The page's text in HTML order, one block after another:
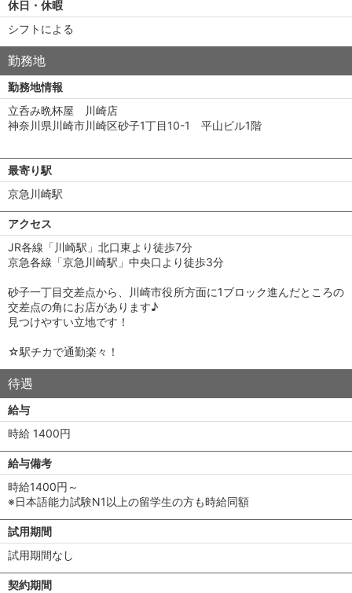
休日・休暇
シフトによる
勤務地
勤務地情報
立呑み晩杯屋 川崎店
神奈川県川崎市川崎区砂子1丁目10-1 平山ビル1階
最寄り駅
京急川崎駅
アクセス
JR各線「川崎駅」北口東より徒歩7分
京急各線「京急川崎駅」中央口より徒歩3分
砂子一丁目交差点から、川崎市役所方面に1ブロック進んだところの
交差点の角にお店があります♪
見つけやすい立地です！
☆駅チカで通勤楽々！
待遇
給与
時給 1400円
給与備考
時給1400円～
※日本語能力試験N1以上の留学生の方も時給同額
試用期間
試用期間なし
契約期間